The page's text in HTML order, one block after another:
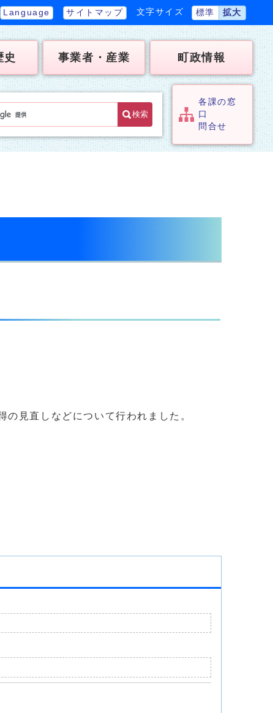
Language サイトマップ 文字サイズ 標準 拡大
史 事業者・産業 町政情報
検索
各課の窓
口
問合せ
見直しなどについて行われました。